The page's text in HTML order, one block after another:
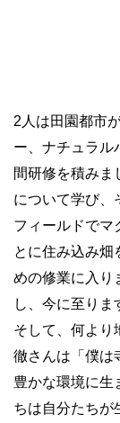
2人は田園都市
ー、ナチュラル
間研修を積みま
について学び、
フィールドでマ
とに住み込み畑
めの修業に入り
し、今に至りま
そして、何より
徹さんは「僕は
豊かな環境に生
ちは自分たちが